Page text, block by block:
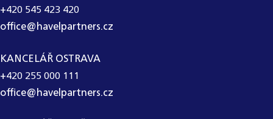
+420 545 423 420
office@havelpartners.cz
KANCELÁŘ OSTRAVA
+420 255 000 111
office@havelpartners.cz